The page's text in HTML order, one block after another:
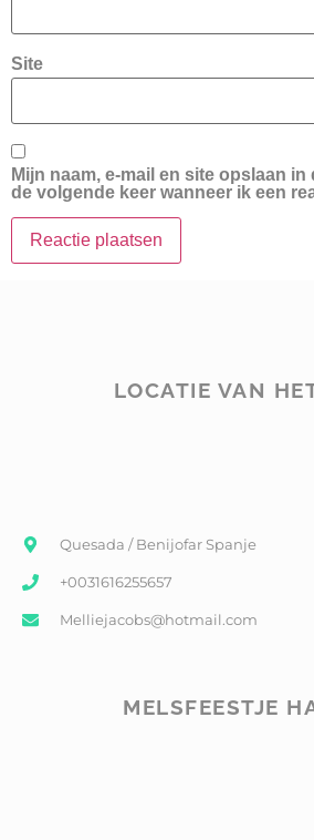
Site
Mijn naam, e-mail en site opslaan
de volgende keer wanneer ik een
LOCATIE VAN
Quesada / Benijofar Spanje
+0031616255657
Melliejacobs@hotmail.com
MELSFEESTJE